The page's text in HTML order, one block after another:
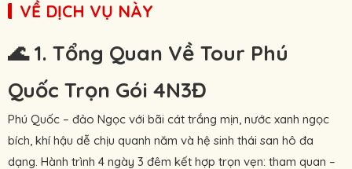
VỀ DỊCH VỤ NÀY
🌊 1. Tổng Quan Về Tour Phú
Quốc Trọn Gói 4N3Đ
Phú Quốc – đảo Ngọc với bãi cát trắng mịn, nước xanh ngọc
bích, khí hậu dễ chịu quanh năm và hệ sinh thái san hô đa
dạng. Hành trình 4 ngày 3 đêm kết hợp trọn vẹn: tham quan –